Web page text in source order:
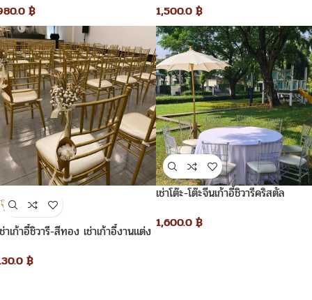
฿
1,500.0 ฿
าเก้าอี้ชิวารี-สีทอง เช่าเก้าอี้งานแต่ง
฿
เช่าโต๊ะ-โต๊ะจีนเก้าอี้ชิวารีคริสตัล
1,600.0 ฿